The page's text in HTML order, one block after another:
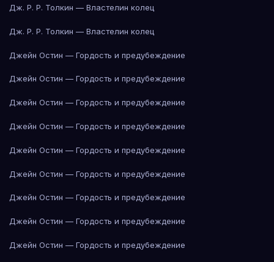
Дж. Р. Р. Толкин — Властелин колец
Дж. Р. Р. Толкин — Властелин колец
Джейн Остин — Гордость и предубеждение
Джейн Остин — Гордость и предубеждение
Джейн Остин — Гордость и предубеждение
Джейн Остин — Гордость и предубеждение
Джейн Остин — Гордость и предубеждение
Джейн Остин — Гордость и предубеждение
Джейн Остин — Гордость и предубеждение
Джейн Остин — Гордость и предубеждение
Джейн Остин — Гордость и предубеждение